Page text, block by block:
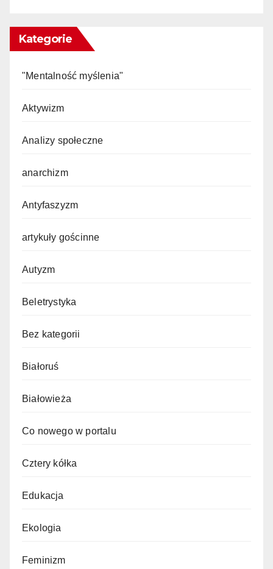
Kategorie
"Mentalność myślenia"
Aktywizm
Analizy społeczne
anarchizm
Antyfaszyzm
artykuły gościnne
Autyzm
Beletrystyka
Bez kategorii
Białoruś
Białowieża
Co nowego w portalu
Cztery kółka
Edukacja
Ekologia
Feminizm